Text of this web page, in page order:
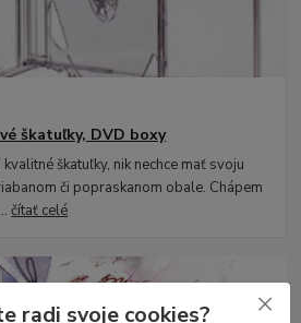
škatuľky, DVD boxy
škatuľky, nik nechce mať svoju
či popraskanom obale. Chápem
čítať celé
radi svoje cookies?